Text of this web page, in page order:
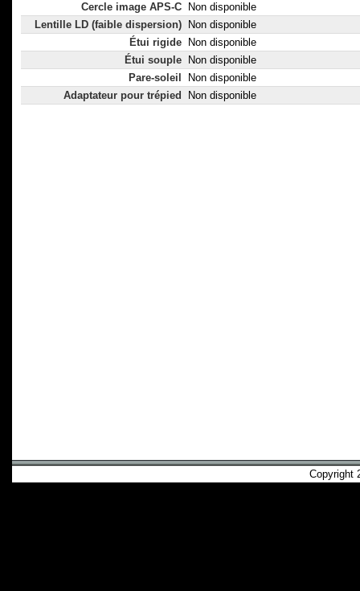
Cercle image APS-C
Non disponible
Lentille LD (faible dispersion)
Non disponible
Étui rigide
Non disponible
Étui souple
Non disponible
Pare-soleil
Non disponible
Adaptateur pour trépied
Non disponible
Copyright